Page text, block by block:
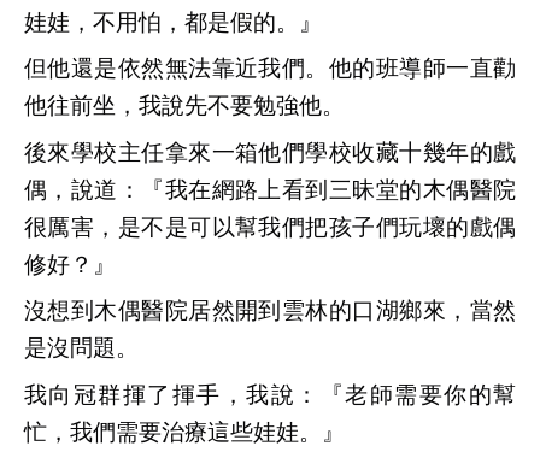
娃娃，不用怕，都是假的。』
但他還是依然無法靠近我們。他的班導師一直勸
他往前坐，我說先不要勉強他。
後來學校主任拿來一箱他們學校收藏十幾年的戲
偶，說道：『我在網路上看到三昧堂的木偶醫院
很厲害，是不是可以幫我們把孩子們玩壞的戲偶
修好？』
沒想到木偶醫院居然開到雲林的口湖鄉來，當然
是沒問題。
我向冠群揮了揮手，我說：『老師需要你的幫
忙，我們需要治療這些娃娃。』